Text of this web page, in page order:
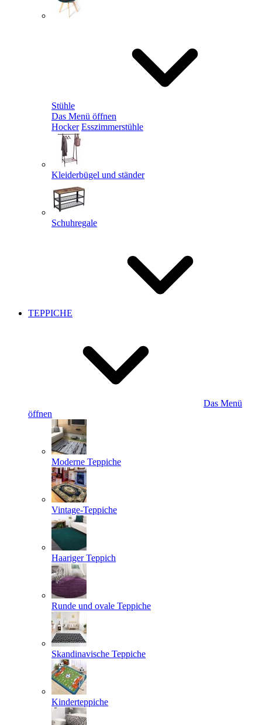
Stühle
Das Menü öffnen
Hocker Esszimmerstühle
Kleiderbügel und ständer
Schuhregale
TEPPICHE
Das Menü
öffnen
Moderne Teppiche
Vintage-Teppiche
Haariger Teppich
Runde und ovale Teppiche
Skandinavische Teppiche
Kinderteppiche